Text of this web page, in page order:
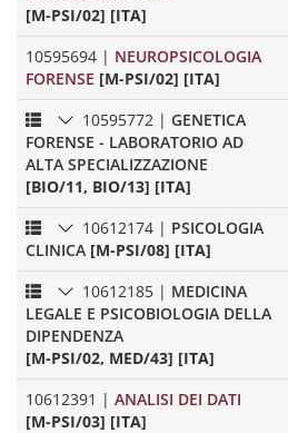
[M-PSI/02] [ITA]
10595694 | NEUROPSICOLOGIA
FORENSE [M-PSI/02] [ITA]
10595772 | GENETICA
FORENSE - LABORATORIO AD
ALTA SPECIALIZZAZIONE
[BIO/11, BIO/13] [ITA]
10612174 | PSICOLOGIA
CLINICA [M-PSI/08] [ITA]
10612185 | MEDICINA
LEGALE E PSICOBIOLOGIA DELLA
DIPENDENZA
[M-PSI/02, MED/43] [ITA]
10612391 | ANALISI DEI DATI
[M-PSI/03] [ITA]